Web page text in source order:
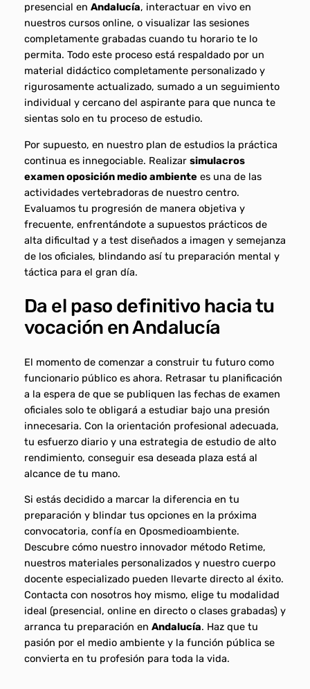
presencial en Andalucía, interactuar en vivo en
nuestros cursos online, o visualizar las sesiones
completamente grabadas cuando tu horario te lo
permita. Todo este proceso está respaldado por un
material didáctico completamente personalizado y
rigurosamente actualizado, sumado a un seguimiento
individual y cercano del aspirante para que nunca te
sientas solo en tu proceso de estudio.
Por supuesto, en nuestro plan de estudios la práctica
continua es innegociable. Realizar simulacros
examen oposición medio ambiente es una de las
actividades vertebradoras de nuestro centro.
Evaluamos tu progresión de manera objetiva y
frecuente, enfrentándote a supuestos prácticos de
alta dificultad y a test diseñados a imagen y semejanza
de los oficiales, blindando así tu preparación mental y
táctica para el gran día.
Da el paso definitivo hacia tu
vocación en Andalucía
El momento de comenzar a construir tu futuro como
funcionario público es ahora. Retrasar tu planificación
a la espera de que se publiquen las fechas de examen
oficiales solo te obligará a estudiar bajo una presión
innecesaria. Con la orientación profesional adecuada,
tu esfuerzo diario y una estrategia de estudio de alto
rendimiento, conseguir esa deseada plaza está al
alcance de tu mano.
Si estás decidido a marcar la diferencia en tu
preparación y blindar tus opciones en la próxima
convocatoria, confía en Oposmedioambiente.
Descubre cómo nuestro innovador método Retime,
nuestros materiales personalizados y nuestro cuerpo
docente especializado pueden llevarte directo al éxito.
Contacta con nosotros hoy mismo, elige tu modalidad
ideal (presencial, online en directo o clases grabadas) y
arranca tu preparación en Andalucía. Haz que tu
pasión por el medio ambiente y la función pública se
convierta en tu profesión para toda la vida.